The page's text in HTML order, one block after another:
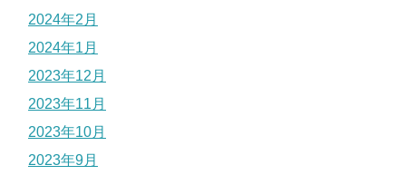
2024年2月
2024年1月
2023年12月
2023年11月
2023年10月
2023年9月